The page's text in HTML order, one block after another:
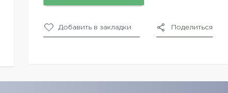
Добавить в закладки Поделиться